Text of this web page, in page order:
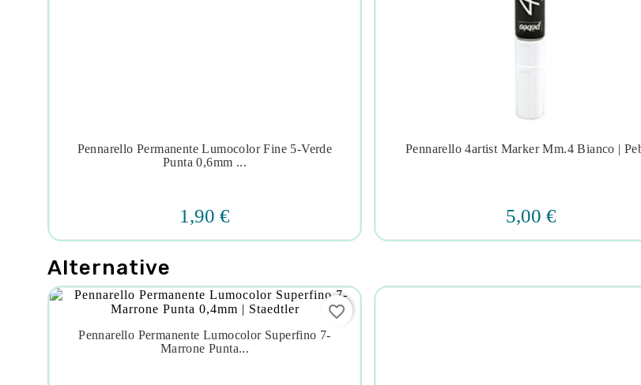
 
Pennarello Permanente Lumocolor Fine 5-Verde
Punta 0,6mm ...
1,90 €
Pennarello 4artist Marker Mm.4 Bianco |
5,00 €
Alternative
 
Pennarello Permanente Lumocolor Superfino 7-
Marrone Punta...
favorite_border